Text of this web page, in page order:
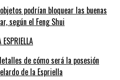
podrían bloquear las buenas
según el Feng Shui
de cómo será la posesión
de la Espriella